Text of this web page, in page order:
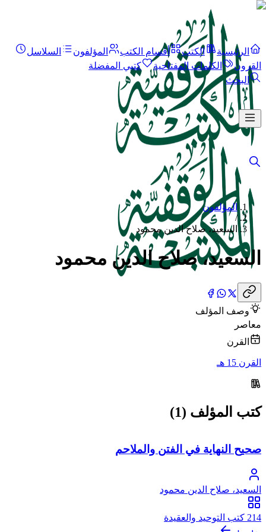
الرئيسية الكتب أقسام الكتب المؤلفون
السلاسل
القرون
الكلمات المفتاحية
كتبي المفضلة
البحث
المؤلفون
/
السعيد، صلاح الدين محمود
السعيد، صلاح الدين محمود
وصف المؤلف
معاصر
القرن
القرن 15 هـ
كتب المؤلف (1)
صحيح النهاية في الفتن والملاحم
السعيد، صلاح الدين محمود
214 كتب التوحيد والعقيدة